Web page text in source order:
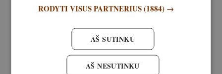
RODYTI VISUS PARTNERIUS(1884) →
AŠ SUTINKU
AŠ NESUTINKU